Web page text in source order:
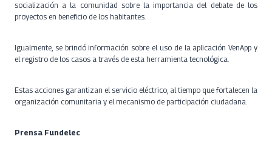
socialización a la comunidad sobre la importancia del debate de los
proyectos en beneficio de los habitantes.
Igualmente, se brindó información sobre el uso de la aplicación VenApp y
el registro de los casos a través de esta herramienta tecnológica.
Estas acciones garantizan el servicio eléctrico, al tiempo que fortalecen la
organización comunitaria y el mecanismo de participación ciudadana.
Prensa Fundelec